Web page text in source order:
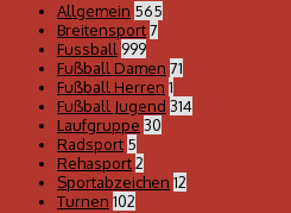
Allgemein 565
Breitensport7
Fussball 999
Fußball Damen 71
Fußball Herren 1
Fußball Jugend 314
Laufgruppe 30
Radsport 5
Rehasport2
Sportabzeichen 12
Turnen 102